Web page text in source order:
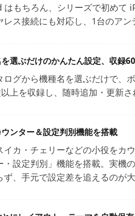
もちろん、シリーズで初めて
レス接続にも対応し、1台のアン
選ぶだけのかんたん設定、収録
ログから機種名を選ぶだけで、
上を収録し、随時追加・更新さ
ンター＆設定判別機能を搭載
イカ・チェリーなどの小役をカ
・設定判別」機能を搭載。実機
ず、手元で設定差を追えるのが